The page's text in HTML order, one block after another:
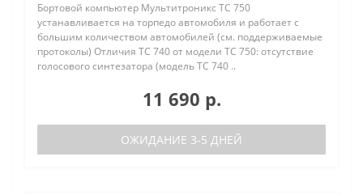
Бортовой компьютер Мультитроникс TC 750
устанавливается на торпедо автомобиля и работает с
большим количеством автомобилей (см. поддерживаемые
протоколы) Отличия TC 740 от модели TC 750: отсутствие
голосового синтезатора (модель TC 740 ..
11 690 р.
ОЖИДАНИЕ 3-5 ДНЕЙ